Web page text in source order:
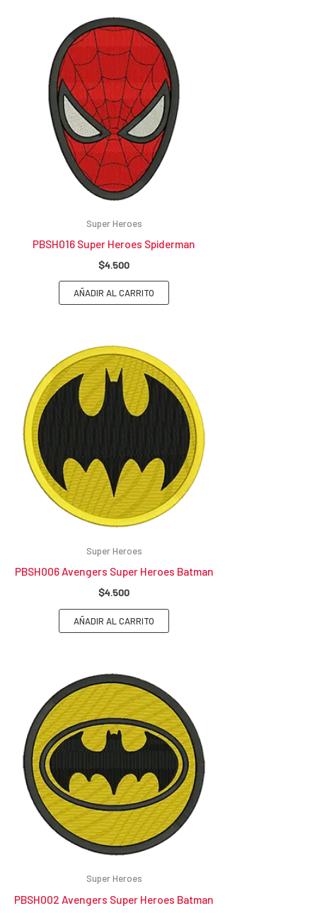
Super Heroes
PBSH016 Super Heroes Spiderman
$4.500
AÑADIR AL CARRITO
Super Heroes
PBSH006 Avengers Super Heroes Batman
$4.500
AÑADIR AL CARRITO
Super Heroes
PBSH002 Avengers Super Heroes Batman